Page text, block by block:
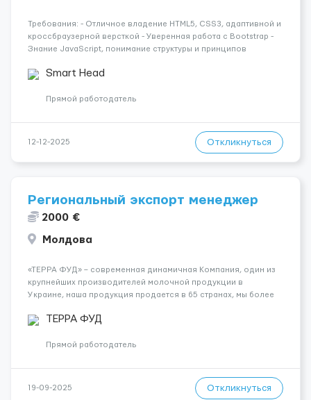
Требования: - Отличное владение HTML5, CSS3, адаптивной и
кроссбраузерной версткой - Уверенная работа с Bootstrap -
Знание JavaScript, понимание структуры и принципов
знания Laravel: понимание структуры фреймворка, Blade,
Smart Head
Прямой работодатель
12-12-2025 Откликнуться
Региональный экспорт менеджер
2000 €
Молдова
«ТЕРРА ФУД» – современная динамичная Компания, один из
крупнейших производителей молочной продукции в
Украине, наша продукция продается в 65 странах, мы более
брендов с заботой о людях, качество и безопасность
ТЕРРА ФУД
Прямой работодатель
19-09-2025 Откликнуться